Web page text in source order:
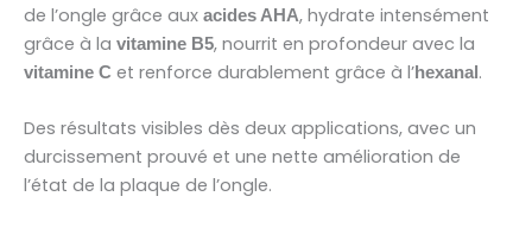
de l’ongle grâce aux acides AHA, hydrate intensément
grâce à la vitamine B5, nourrit en profondeur avec la
vitamine C et renforce durablement grâce à l’hexanal.
Des résultats visibles dès deux applications, avec un
durcissement prouvé et une nette amélioration de
l’état de la plaque de l’ongle.